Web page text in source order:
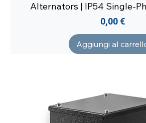
Alternators | IP54 Single-
Prezzo
0,00 €
Aggiungi al